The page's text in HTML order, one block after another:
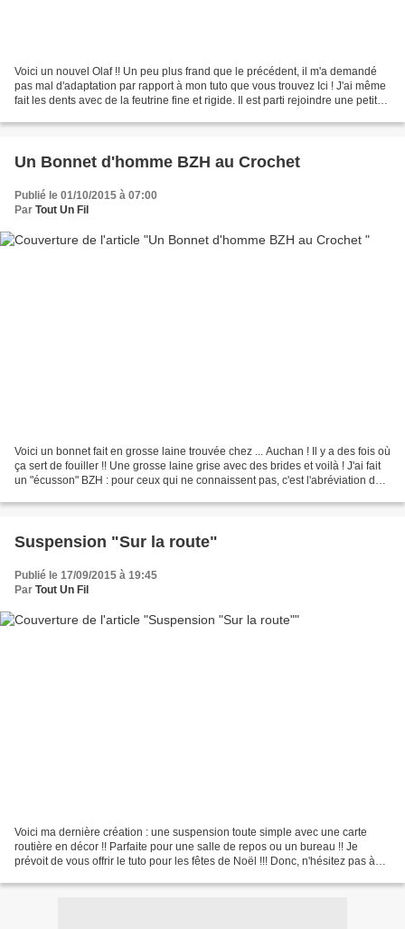
Voici un nouvel Olaf !! Un peu plus frand que le précédent, il m'a demandé
pas mal d'adaptation par rapport à mon tuto que vous trouvez Ici ! J'ai même
fait les dents avec de la feutrine fine et rigide. Il est parti rejoindre une petite
Un Bonnet d'homme BZH au Crochet
Publié le 01/10/2015 à 07:00
Par Tout Un Fil
Voici un bonnet fait en grosse laine trouvée chez ... Auchan ! Il y a des fois où
ça sert de fouiller !! Une grosse laine grise avec des brides et voilà ! J'ai fait
un "écusson" BZH : pour ceux qui ne connaissent pas, c'est l'abréviation de
Suspension "Sur la route"
Publié le 17/09/2015 à 19:45
Par Tout Un Fil
Voici ma dernière création : une suspension toute simple avec une carte
routière en décor !! Parfaite pour une salle de repos ou un bureau !! Je
prévoit de vous offrir le tuto pour les fêtes de Noël !!! Donc, n'hésitez pas à